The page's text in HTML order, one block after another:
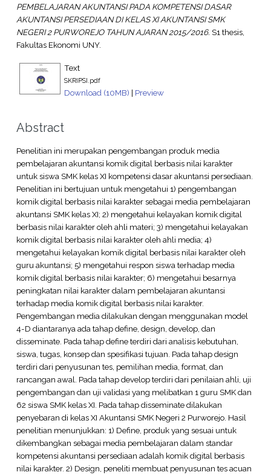
PEMBELAJARAN AKUNTANSI PADA KOMPETENSI DASAR
AKUNTANSI PERSEDIAAN DI KELAS XI AKUNTANSI SMK
NEGERI 2 PURWOREJO TAHUN AJARAN 2015/2016. S1 thesis,
Fakultas Ekonomi UNY.
Text
SKRIPSI.pdf
Download (10MB) | Preview
Abstract
Penelitian ini merupakan pengembangan produk media
pembelajaran akuntansi komik digital berbasis nilai karakter
untuk siswa SMK kelas XI kompetensi dasar akuntansi persediaan.
Penelitian ini bertujuan untuk mengetahui 1) pengembangan
komik digital berbasis nilai karakter sebagai media pembelajaran
akuntansi SMK kelas XI; 2) mengetahui kelayakan komik digital
berbasis nilai karakter oleh ahli materi; 3) mengetahui kelayakan
komik digital berbasis nilai karakter oleh ahli media; 4)
mengetahui kelayakan komik digital berbasis nilai karakter oleh
guru akuntansi; 5) mengetahui respon siswa terhadap media
komik digital berbasis nilai karakter; 6) mengetahui besarnya
peningkatan nilai karakter dalam pembelajaran akuntansi
terhadap media komik digital berbasis nilai karakter.
Pengembangan media dilakukan dengan menggunakan model
4-D diantaranya ada tahap define, design, develop, dan
disseminate. Pada tahap define terdiri dari analisis kebutuhan,
siswa, tugas, konsep dan spesifikasi tujuan. Pada tahap design
terdiri dari penyusunan tes, pemilihan media, format, dan
rancangan awal. Pada tahap develop terdiri dari penilaian ahli, uji
pengembangan dan uji validasi yang melibatkan 1 guru SMK dan
62 siswa SMK kelas XI. Pada tahap disseminate dilakukan
penyebaran di kelas XI Akuntansi SMK Negeri 2 Purworejo. Hasil
penelitian menunjukkan: 1) Define, produk yang sesuai untuk
dikembangkan sebagai media pembelajaran dalam standar
kompetensi akuntansi persediaan adalah komik digital berbasis
nilai karakter. 2) Design, peneliti membuat penyusunan tes acuan